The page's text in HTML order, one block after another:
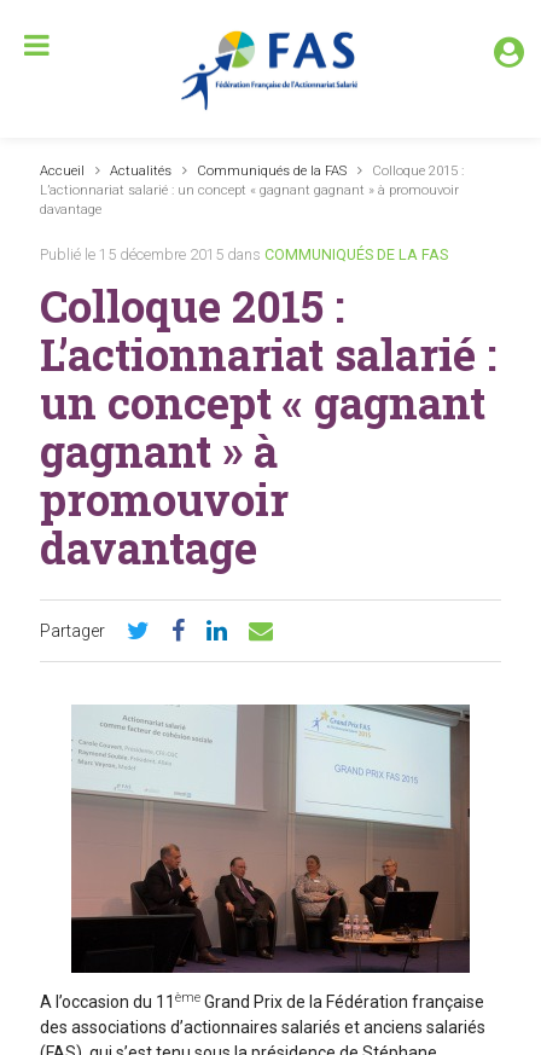
Accueil Actualités Communiqués de la FAS
Colloque 2015 :
L’actionnariat salarié : un concept « gagnant gagnant » à promouvoir
davantage
Publié le 15 décembre 2015 dans COMMUNIQUÉS DE LA FAS
Colloque 2015 :
L’actionnariat salarié :
un concept « gagnant
gagnant » à
promouvoir
davantage
Partager
A l’occasion du 11 èmeGrand Prix de la Fédération française
des associations d’actionnaires salariés et anciens salariés